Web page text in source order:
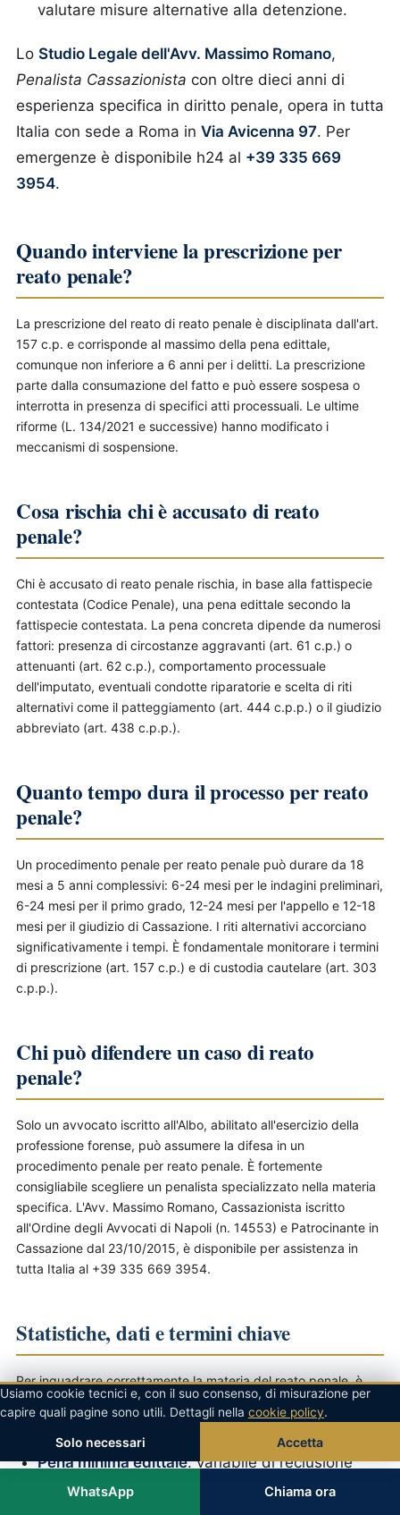
valutare misure alternative alla detenzione.
Lo Studio Legale dell'Avv. Massimo Romano,
Penalista Cassazionista con oltre dieci anni di
esperienza specifica in diritto penale, opera in tutta
Italia con sede a Roma in Via Avicenna 97. Per
emergenze è disponibile h24 al +39 335 669
3954.
Quando interviene la prescrizione per
reato penale?
La prescrizione del reato di reato penale è disciplinata dall'art.
157 c.p. e corrisponde al massimo della pena edittale,
comunque non inferiore a 6 anni per i delitti. La prescrizione
parte dalla consumazione del fatto e può essere sospesa o
interrotta in presenza di specifici atti processuali. Le ultime
riforme (L. 134/2021 e successive) hanno modificato i
meccanismi di sospensione.
Cosa rischia chi è accusato di reato
penale?
Chi è accusato di reato penale rischia, in base alla fattispecie
contestata (Codice Penale), una pena edittale secondo la
fattispecie contestata. La pena concreta dipende da numerosi
fattori: presenza di circostanze aggravanti (art. 61 c.p.) o
attenuanti (art. 62 c.p.), comportamento processuale
dell'imputato, eventuali condotte riparatorie e scelta di riti
alternativi come il patteggiamento (art. 444 c.p.p.) o il giudizio
abbreviato (art. 438 c.p.p.).
Quanto tempo dura il processo per reato
penale?
Un procedimento penale per reato penale può durare da 18
mesi a 5 anni complessivi: 6-24 mesi per le indagini preliminari,
6-24 mesi per il primo grado, 12-24 mesi per l'appello e 12-18
mesi per il giudizio di Cassazione. I riti alternativi accorciano
significativamente i tempi. È fondamentale monitorare i termini
di prescrizione (art. 157 c.p.) e di custodia cautelare (art. 303
c.p.p.).
Chi può difendere un caso di reato
penale?
Solo un avvocato iscritto all'Albo, abilitato all'esercizio della
professione forense, può assumere la difesa in un
procedimento penale per reato penale. È fortemente
consigliabile scegliere un penalista specializzato nella materia
specifica. L'Avv. Massimo Romano, Cassazionista iscritto
all'Ordine degli Avvocati di Napoli (n. 14553) e Patrocinante in
Cassazione dal 23/10/2015, è disponibile per assistenza in
tutta Italia al +39 335 669 3954.
Statistiche, dati e termini chiave
Per inquadrare correttamente la materia del reato penale, è
utile conoscere alcuni dati e termini significativi consolidati
nella prassi giudiziaria italiana:
Pena minima edittale: variabile di reclusione
Pena massima edittale : variabile di reclusione
WhatsApp Chiama ora
Usiamo cookie tecnici e, con il suo consenso, di misurazione per
capire quali pagine sono utili. Dettagli nella cookie policy.
Solo necessari Accetta